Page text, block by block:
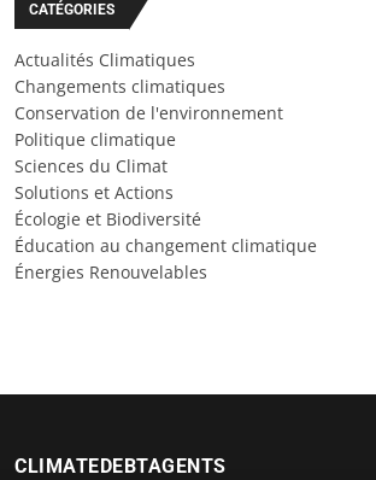
CATÉGORIES
Actualités Climatiques
Changements climatiques
Conservation de l'environnement
Politique climatique
Sciences du Climat
Solutions et Actions
Écologie et Biodiversité
Éducation au changement climatique
Énergies Renouvelables
CLIMATEDEBTAGENTS